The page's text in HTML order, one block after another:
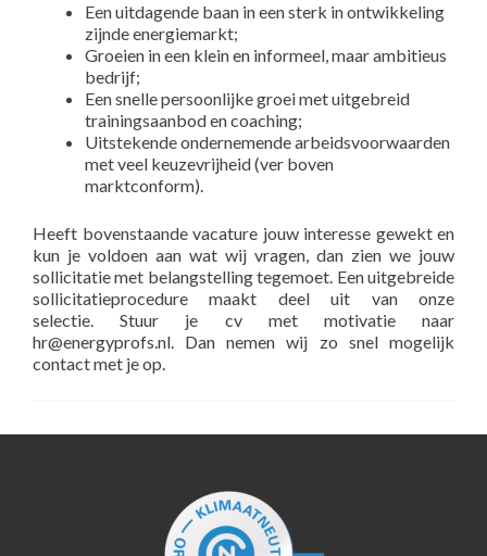
Een uitdagende baan in een sterk in ontwikkeling
zijnde energiemarkt;
Groeien in een klein en informeel, maar ambitieus
bedrijf;
Een snelle persoonlijke groei met uitgebreid
trainingsaanbod en coaching;
Uitstekende ondernemende arbeidsvoorwaarden
met veel keuzevrijheid (ver boven
marktconform).
Heeft bovenstaande vacature jouw interesse gewekt en
kun je voldoen aan wat wij vragen, dan zien we jouw
sollicitatie met belangstelling tegemoet. Een uitgebreide
sollicitatieprocedure maakt deel uit van onze
selectie. Stuur je cv met motivatie naar
hr@energyprofs.nl. Dan nemen wij zo snel mogelijk
contact met je op.